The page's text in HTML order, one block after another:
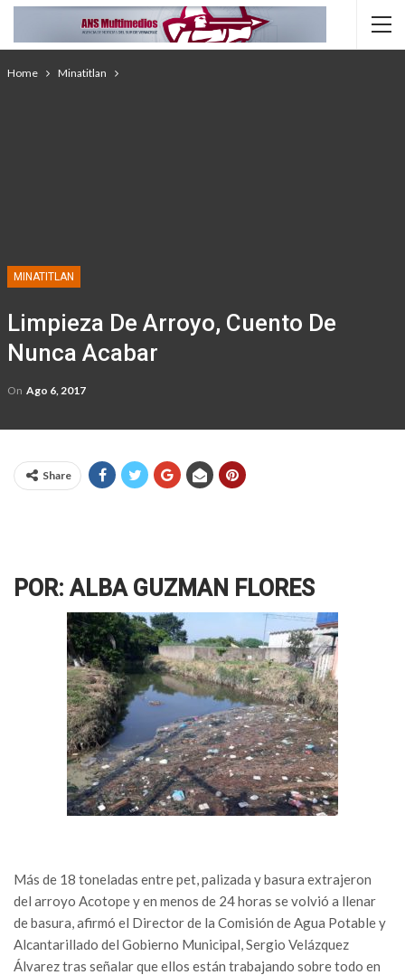
Home Minatitlan
MINATITLAN
Limpieza De Arroyo, Cuento De
Nunca Acabar
On Ago 6, 2017
Share
POR: ALBA GUZMAN FLORES
Más de 18 toneladas entre pet, palizada y basura extrajeron
del arroyo Acotope y en menos de 24 horas se volvió a llenar
de basura, afirmó el Director de la Comisión de Agua Potable y
Alcantarillado del Gobierno Municipal, Sergio Velázquez
Álvarez tras señalar que ellos están trabajando sobre todo en